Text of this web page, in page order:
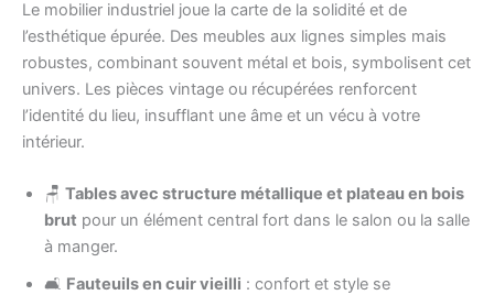
Le mobilier industriel joue la carte de la solidité et de
l’esthétique épurée. Des meubles aux lignes simples mais
robustes, combinant souvent métal et bois, symbolisent cet
univers. Les pièces vintage ou récupérées renforcent
l’identité du lieu, insufflant une âme et un vécu à votre
intérieur.
🪑 Tables avec structure métallique et plateau en bois
brut pour un élément central fort dans le salon ou la salle
à manger.
🛋️ Fauteuils en cuir vieilli : confort et style se